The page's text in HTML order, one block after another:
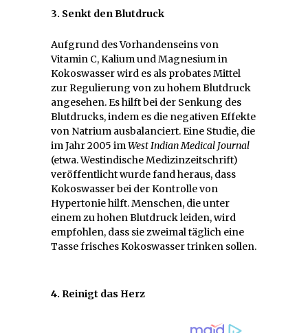
3. Senkt den Blutdruck
Aufgrund des Vorhandenseins von
Vitamin C, Kalium und Magnesium in
Kokoswasser wird es als probates Mittel
zur Regulierung von zu hohem Blutdruck
angesehen. Es hilft bei der Senkung des
Blutdrucks, indem es die negativen Effekte
von Natrium ausbalanciert. Eine Studie, die
im Jahr 2005 imWest Indian Medical Journal
(etwa. Westindische Medizinzeitschrift)
veröffentlicht wurde fand heraus, dass
Kokoswasser bei der Kontrolle von
Hypertonie hilft. Menschen, die unter
einem zu hohen Blutdruck leiden, wird
empfohlen, dass sie zweimal täglich eine
Tasse frisches Kokoswasser trinken sollen.
4. Reinigt das Herz